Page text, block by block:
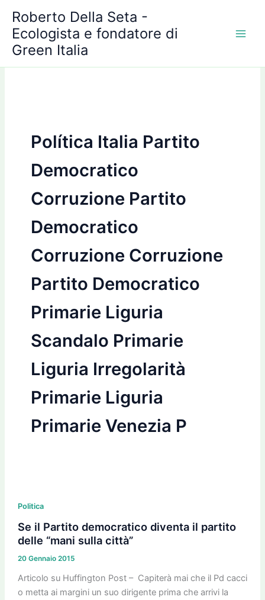
contenuto
Roberto Della Seta -
Ecologista e fondatore di
Green Italia
Política Italia Partito
Democratico
Corruzione Partito
Democratico
Corruzione Corruzione
Partito Democratico
Primarie Liguria
Scandalo Primarie
Liguria Irregolarità
Primarie Liguria
Primarie Venezia P
Politica
Se il Partito democratico diventa il partito
delle “mani sulla città”
20 Gennaio 2015
Articolo su Huffington Post – Capiterà mai che il Pd cacci
o metta ai margini un suo dirigente prima che arrivi la
il
Partito
democratico
il
partito
delle
r
c
h